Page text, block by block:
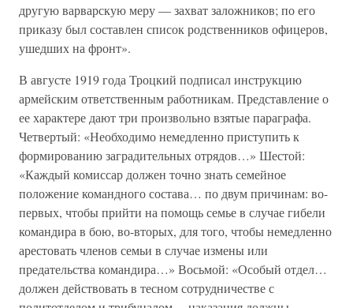
другую варварскую меру — захват заложников; по его
приказу был составлен список родственников офицеров,
ушедших на фронт».
В августе 1919 года Троцкий подписал инструкцию
армейским ответственным работникам. Представление о
ее характере дают три произвольно взятые параграфа.
Четвертый: «Необходимо немедленно приступить к
формированию заградительных отрядов…» Шестой:
«Каждый комиссар должен точно знать семейное
положение командного состава… по двум причинам: во-
первых, чтобы прийти на помощь семье в случае гибели
командира в бою, во-вторых, для того, чтобы немедленно
арестовать членов семьи в случае измены или
предательства командира…» Восьмой: «Особый отдел…
должен действовать в тесном сотрудничестве с